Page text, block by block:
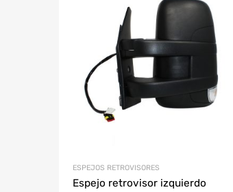
ESPEJOS RETROVISORES
Espejo retrovisor izquierdo